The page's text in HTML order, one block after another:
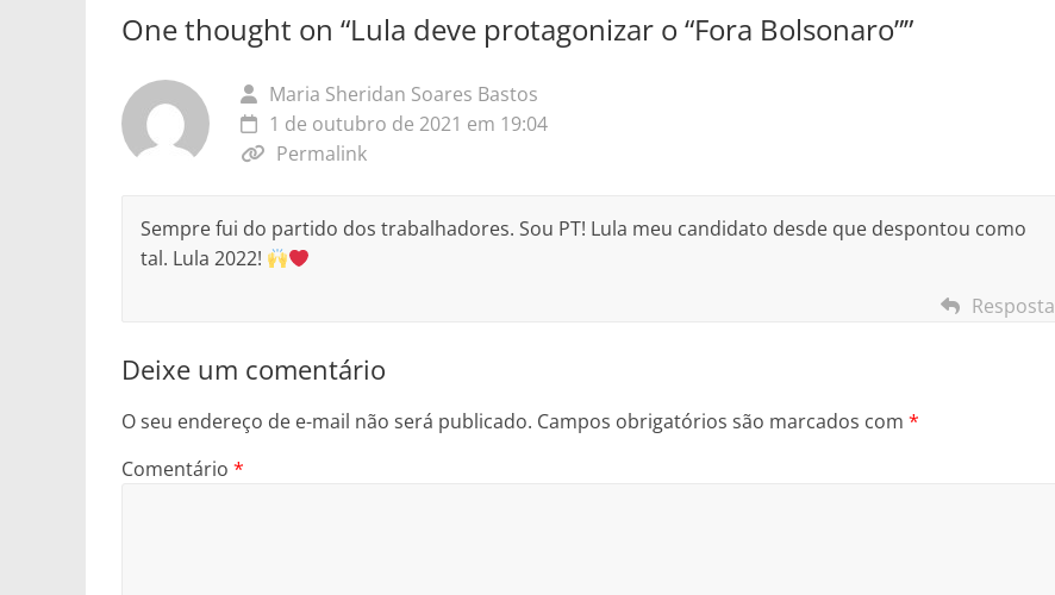
One thought on “Lula deve protagonizar o “Fora Bolsonaro””
Maria Sheridan Soares Bastos
1 de outubro de 2021 em 19:04
Permalink
Sempre fui do partido dos trabalhadores. Sou PT! Lula meu candidato desde que despontou como
tal. Lula 2022!
Resposta
Deixe um comentário
O seu endereço de e-mail não será publicado. Campos obrigatórios são marcados com *
Comentário *